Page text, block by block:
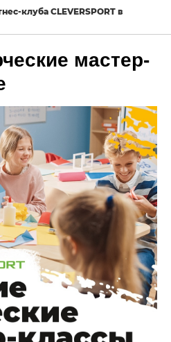
клуба CLEVERSPORT в
мастер-